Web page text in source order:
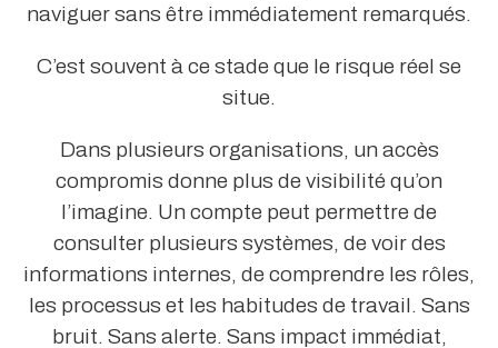
naviguer sans être immédiatement remarqués.
C’est souvent à ce stade que le risque réel se
situe.
Dans plusieurs organisations, un accès
compromis donne plus de visibilité qu’on
l’imagine. Un compte peut permettre de
consulter plusieurs systèmes, de voir des
informations internes, de comprendre les rôles,
les processus et les habitudes de travail. Sans
bruit. Sans alerte. Sans impact immédiat,